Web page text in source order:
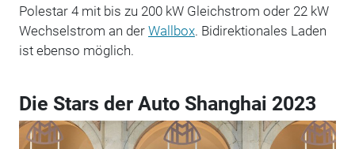
Polestar 4 mit bis zu 200 kW Gleichstrom oder 22 kW
Wechselstrom an der Wallbox. Bidirektionales Laden
ist ebenso möglich.
Die Stars der Auto Shanghai 2023